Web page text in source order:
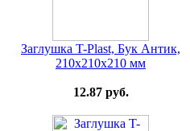
Заглушка T-Plast, Бук Антик,
210х210х210 мм
12.87 руб.